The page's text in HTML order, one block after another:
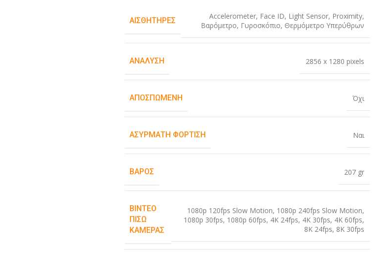
ΑΙΣΘΗΤΉΡΕΣ Accelerometer, Face ID, Light Sensor, Proximity,
Βαρόμετρο, Γυροσκόπιο, Θερμόμετρο Υπερύθρων
ΑΝΆΛΥΣΗ 2856 x 1280 pixels
ΑΠΟΣΠΏΜΕΝΗ Όχι
ΑΣΎΡΜΑΤΗ ΦΌΡΤΙΣΗ Ναι
ΒΆΡΟΣ 207 gr
ΒΊΝΤΕΟ
ΠΊΣΩ
ΚΆΜΕΡΑΣ
1080p 120fps Slow Motion, 1080p 240fps Slow Motion,
1080p 30fps, 1080p 60fps, 4K 24fps, 4K 30fps, 4K 60fps,
8K 24fps, 8K 30fps